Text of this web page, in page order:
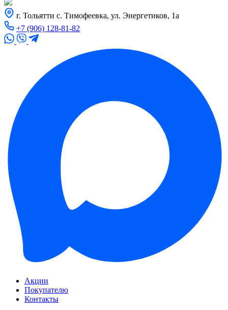
г. Тольятти с. Тимофеевка, ул. Энергетиков, 1а
+7 (906) 128-81-82
Акции
Покупателю
Контакты